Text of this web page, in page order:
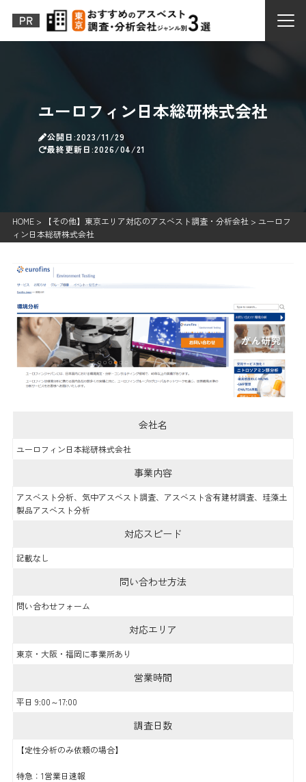
ユーロフィン日本総研株式会社
公開日:2023/11/29
最終更新日:2026/04/21
HOME> 【その他】東京エリア対応のアスベスト調査・分析会社 > ユーロフ
ィン日本総研株式会社
会社名
ユーロフィン日本総研株式会社
事業内容
アスベスト分析、気中アスベスト調査、アスベスト含有建材調査、珪藻土
製品アスベスト分析
対応スピード
記載なし
問い合わせ方法
問い合わせフォーム
対応エリア
東京・大阪・福岡に事業所あり
営業時間
平日 9:00～17:00
調査日数
【定性分析のみ依頼の場合】
特急：1営業日速報